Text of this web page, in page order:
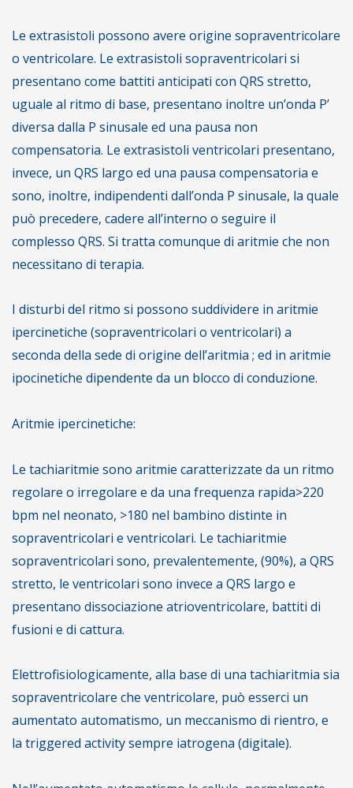
Le extrasistoli possono avere origine sopraventricolare
o ventricolare. Le extrasistoli sopraventricolari si
presentano come battiti anticipati con QRS stretto,
uguale al ritmo di base, presentano inoltre un’onda P’
diversa dalla P sinusale ed una pausa non
compensatoria. Le extrasistoli ventricolari presentano,
invece, un QRS largo ed una pausa compensatoria e
sono, inoltre, indipendenti dall’onda P sinusale, la quale
può precedere, cadere all’interno o seguire il
complesso QRS. Si tratta comunque di aritmie che non
necessitano di terapia.
I disturbi del ritmo si possono suddividere in aritmie
ipercinetiche (sopraventricolari o ventricolari) a
seconda della sede di origine dell’aritmia ; ed in aritmie
ipocinetiche dipendente da un blocco di conduzione.
Aritmie ipercinetiche:
Le tachiaritmie sono aritmie caratterizzate da un ritmo
regolare o irregolare e da una frequenza rapida>220
bpm nel neonato, >180 nel bambino distinte in
sopraventricolari e ventricolari. Le tachiaritmie
sopraventricolari sono, prevalentemente, (90%), a QRS
stretto, le ventricolari sono invece a QRS largo e
presentano dissociazione atrioventricolare, battiti di
fusioni e di cattura.
Elettrofisiologicamente, alla base di una tachiaritmia sia
sopraventricolare che ventricolare, può esserci un
aumentato automatismo, un meccanismo di rientro, e
la triggered activity sempre iatrogena (digitale).